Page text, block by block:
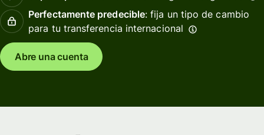
Perfectamente predecible: fija un tipo de cambio
para tu transferencia internacional
Abre una cuenta